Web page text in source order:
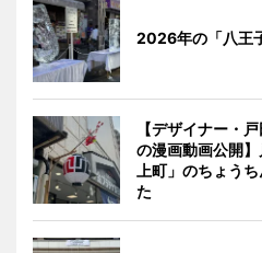
2026年の「八王
【デザイナー・
の漫画動画公開
上町」のちょう
た